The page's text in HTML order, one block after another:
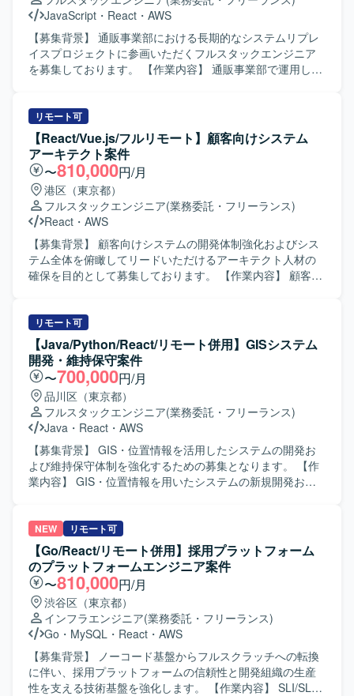
る方が望ましいです。 【ポジションの魅力】 人事給与領域
の業務知見を習得しながら、TypeScriptやAWSを中心とし
たモダンな技術スタックでの開発経験を積むことができま
す。設計工程からテストまで幅広い工程を担当できるた
め、上流から下流まで一貫したスキルを身につけることが
TypeScript（Angular.js） インフラ：AWS その他：Git、
Slack、Teams など
JavaScript ・ React ・ AWS
【募集背景】 通販事業部における長期的なシステムリプレ
イスプロジェクトに参画いただくフルスタックエンジニア
を募集しております。 【作業内容】 通販事業部で運用して
きます。プロジェクト立ち上げ段階から参画し、アーキテ
クチャ設計や実装方針の検討にも関わっていただきます。
長期的なリプレイス計画に基づき、段階的な機能移行や改
善を行っていただきます。 【求める人物像】 変化を楽しみ
ながら主体的に行動し、チーム内外にポジティブな影響を
与えられる方を求めております。技術的好奇心だけでなく
事業への貢献を強く意識し、失敗を恐れず挑戦し、その経
験から得た学びを共有できる方にご活躍いただきたいと考
えております。HRTの精神を大切にしながら、状況に応じ
てリーダーシップを発揮してプロジェクトを前に進めてい
ただきます。 【ポジションの魅力】 長期的なリプレイスプ
とができます。フロントエンドからバックエンド、インフ
ラまで幅広い技術領域に関与できるため、フルスタックエ
ンジニアとしてのスキルを大きく伸ばしていただけます。
【開発環境】 Reactを中心としたフロントエンド環境と、
PHP／Ruby／Go／Python などを用いたバックエンド環境
を想定しております。AWSまたはGCP上にインフラを構築
し、IaCを用いた構成管理を行っていただきます。Next.js
や AppRouter などのモダンな技術スタックを取り入れた開
発も行っていただく可能性があります。
リモート可
【React/Vue.js/フルリモート】顧客向けシステム
アーキテクト案件
〜810,000円/月
港区（東京都）
フルスタックエンジニア(業務委託・フリーランス)
React ・ AWS
【募集背景】 顧客向けシステムの開発体制強化およびシス
テム全体を俯瞰してリードいただけるアーキテクト人材の
確保を目的として募集しております。 【作業内容】 顧客向
インフラ構築、運用フェーズの改善まで一気通貫で担当い
ただきます。 フロントエンドからインフラまでシステム全
体を俯瞰し、技術選定の判断や技術的負債の解消、顧客へ
の技術提案などを主導していただきます。 【求める人物
像】 システム全体を俯瞰しながら、フロントエンドからバ
ックエンド、インフラまで一貫して主体的に関わることが
できる方を求めております。 顧客とのコミュニケーション
を通じて技術提案を行い、技術的負債の解消や継続的な改
善をリードしていただける方が望ましいです。 【ポジショ
ンの魅力】 フロントエンドからインフラまで幅広い技術領
域に関わりながら、アーキテクトとして技術選定やシステ
用改善まで含めた一気通貫の経験を積むことができます。
【開発環境】 フロントエンドはReactやVue.js等を用い、バ
ックエンドではAPI設計・実装を行います。 インフラおよび
基盤にはAWS、GCP、Azureのいずれかを利用し、
TerraformやCDKなどのIaCを活用した構成管理を行いま
す。 また、CMSの導入や外部API・サービスとの連携も行
っております。
リモート可
【Java/Python/React/リモート併用】GISシステム
開発・維持保守案件
〜700,000円/月
品川区（東京都）
フルスタックエンジニア(業務委託・フリーランス)
Java ・ React ・ AWS
【募集背景】 GIS・位置情報を活用したシステムの開発お
よび維持保守体制を強化するための募集となります。 【作
業内容】 GIS・位置情報を用いたシステムの新規開発およ
を用いたフロントエンド実装、AWS環境上での各種設定・
動作確認、既存システムの保守対応や不具合調査・改修な
どを担当いただきます。 【求める人物像】 GIS・位置情報
サービスに関心を持ち、自ら学びながら業務に取り組める
方を求めております。関係者とコミュニケーションを取り
ながら柔軟に対応し、長期的なシステム改善にも主体的に
関わっていただける方が望ましいです。 【ポジションの魅
力】 GIS・位置情報を活用したシステムに携わることで、
地図情報や位置情報サービスに関する知見を深めることが
できます。Java、Python、React、AWSなど複数の技術ス
タックを活用しながら、長期的な視点で開発と維持保守の
NEW リモート可
【Go/React/リモート併用】採用プラットフォーム
のプラットフォームエンジニア案件
〜810,000円/月
渋谷区（東京都）
インフラエンジニア(業務委託・フリーランス)
Go ・ MySQL ・ React ・ AWS
【募集背景】 ノーコード基盤からフルスクラッチへの転換
に伴い、採用プラットフォームの信頼性と開発組織の生産
性を支える技術基盤を強化します。 【作業内容】 SLI/SLO